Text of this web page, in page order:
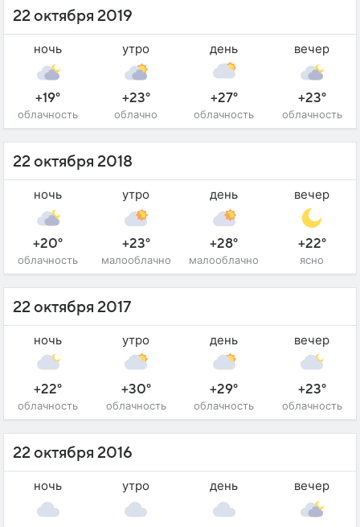
22 октября 2019
ночь
+19°
облачность
утро
+23°
облачно
день
+27°
облачность
вечер
+23°
облачность
22 октября 2018
ночь
+20°
облачность
утро
+23°
малооблачно
день
+28°
малооблачно
вечер
+22°
ясно
22 октября 2017
ночь
+22°
облачность
утро
+30°
облачность
день
+29°
облачность
вечер
+23°
облачность
22 октября 2016
ночь утро день вечер